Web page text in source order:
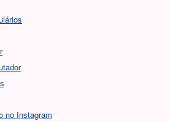
no Instagram